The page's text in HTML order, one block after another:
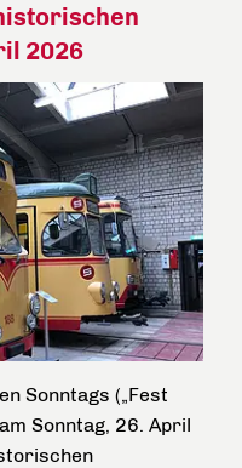
2026
Sonntags („Fest
Sonntag, 26. April